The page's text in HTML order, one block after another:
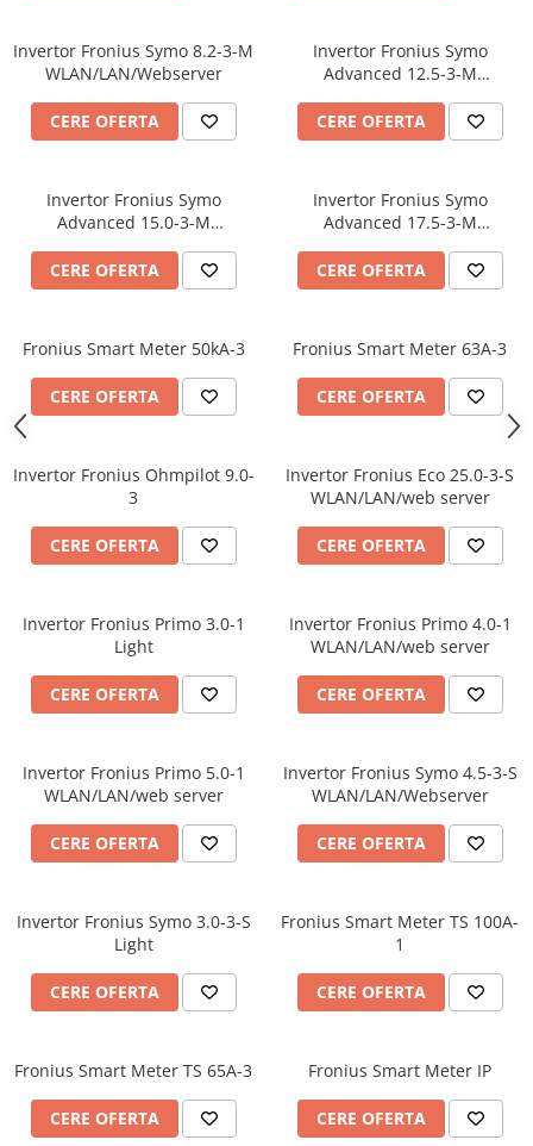
Accesorii
Acumulatori
AGM
Gel
LiFePO4
Plumb Carbon
Panouri fotovoltaice
Structuri K2 Systems
Cleme structura sigle/speed Rail
Structura Dome
Structura SingleRail
Structura BasicRail
Kituri
BestSellers
Promotii
Invertor Fronius Symo 8.2-3-M
WLAN/LAN/Webserver
CERE OFERTA
Invertor Fronius Symo
Advanced 12.5-3-M
CERE OFERTA
Invertor Fronius Symo
Advanced 15.0-3-M
CERE OFERTA
Invertor Fronius Symo
Advanced 17.5-3-M
CERE OFERTA
Fronius Smart Meter 50kA-3
CERE OFERTA
Fronius Smart Meter 63A-3
CERE OFERTA
Invertor Fronius Ohmpilot 9.0-
3
CERE OFERTA
Invertor Fronius Eco 25.0-3-S
WLAN/LAN/web server
CERE OFERTA
Invertor Fronius Primo 3.0-1
Light
CERE OFERTA
Invertor Fronius Primo 4.0-1
WLAN/LAN/web server
CERE OFERTA
Invertor Fronius Primo 5.0-1
WLAN/LAN/web server
CERE OFERTA
Invertor Fronius Symo 4.5-3-S
WLAN/LAN/Webserver
CERE OFERTA
Invertor Fronius Symo 3.0-3-S
Light
CERE OFERTA
Fronius Smart Meter TS 100A-
1
CERE OFERTA
Fronius Smart Meter TS 65A-3
CERE OFERTA
Fronius Smart Meter IP
CERE OFERTA